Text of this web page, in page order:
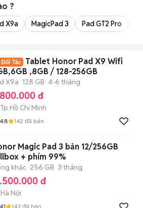
?
X9a MagicPad 3 Pad GT2 Pro
Tablet Honor Pad X9 Wifi
,8GB / 128-256GB
X9a 128 GB 4-6 tháng
đ
Tp Hồ Chí Minh
4.8 142 đã bán
Magic Pad 3 bản 12/256GB
+ phím 99%
khác 256 GB 3 tháng
đ
Hà Nội
4.1 143 đã bán